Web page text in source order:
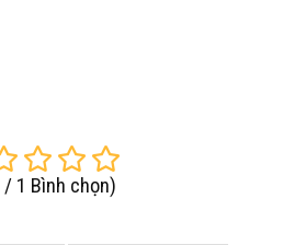
/ 1 Bình chọn)